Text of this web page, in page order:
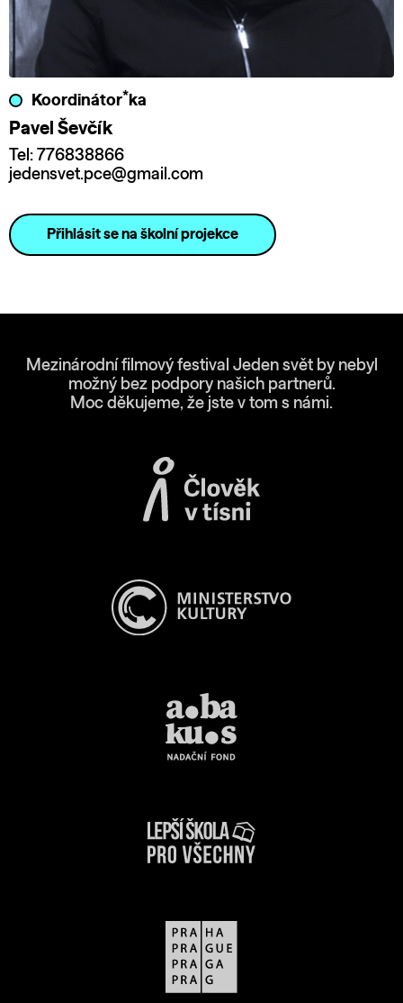
Koordinátor* ka
Pavel Ševčík
Tel: 776838866
jedensvet.pce@gmail.com
Přihlásit se na školní projekce
Mezinárodní filmový festival Jeden svět by nebyl
možný bez podpory našich partnerů.
Moc děkujeme, že jste v tom s námi.